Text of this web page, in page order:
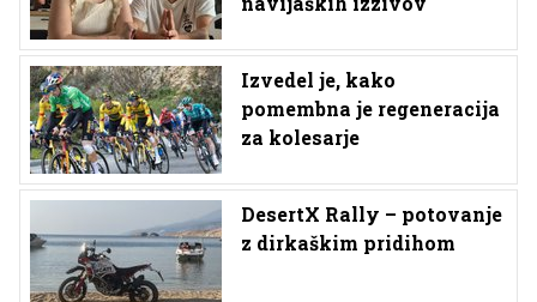
Izvedel je, kako
pomembna je regeneracija
za kolesarje
DesertX Rally – potovanje
z dirkaškim pridihom